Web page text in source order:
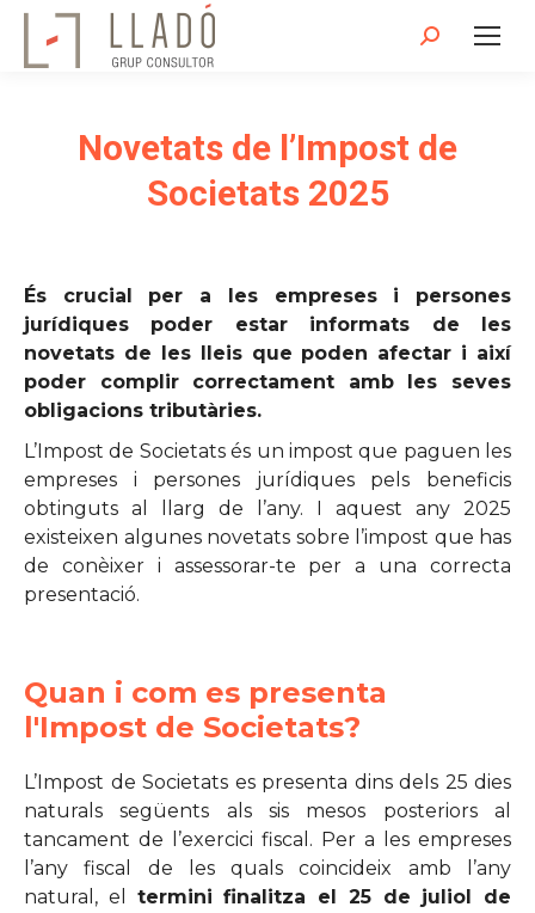
Search:
Novetats de l’Impost de
Societats 2025
És crucial per a les empreses i persones
jurídiques poder estar informats de les
novetats de les lleis que poden afectar i així
poder complir correctament amb les seves
obligacions tributàries.
L’Impost de Societats és un impost que paguen les
empreses i persones jurídiques pels beneficis
obtinguts al llarg de l’any. I aquest any 2025
existeixen algunes novetats sobre l’impost que has
de conèixer i assessorar-te per a una correcta
presentació.
Quan i com es presenta
l'Impost de Societats?
L’Impost de Societats es presenta dins dels 25 dies
naturals següents als sis mesos posteriors al
tancament de l’exercici fiscal. Per a les empreses
l’any fiscal de les quals coincideix amb l’any
natural, el termini finalitza el 25 de juliol de